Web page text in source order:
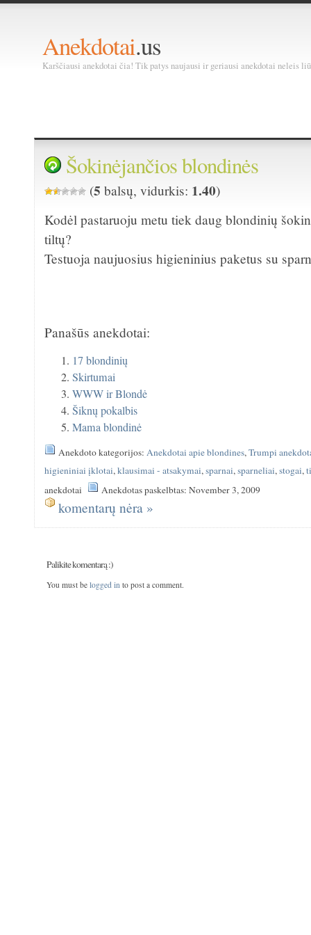
Anekdotai.us
Karščiausi anekdotai čia! Tik patys naujausi ir geriausi anekdotai neleis
Šokinėjančios blondinės
(5 balsų, vidurkis: 1.40)
Kodėl pastaruoju metu tiek daug blondinių
tiltų?
Testuoja naujuosius higieninius paketus su
Panašūs anekdotai:
17 blondinių
Skirtumai
WWW ir Blondė
Šiknų pokalbis
Mama blondinė
Anekdoto kategorijos:Anekdotai apie blondines,Trumpi
higieniniai įklotai,klausimai - atsakymai,sparnai,sparneliai,stogai,
anekdotai
Anekdotas paskelbtas: November 3, 2009
komentarų nėra »
Palikite komentarą :)
You must be logged into post a comment.